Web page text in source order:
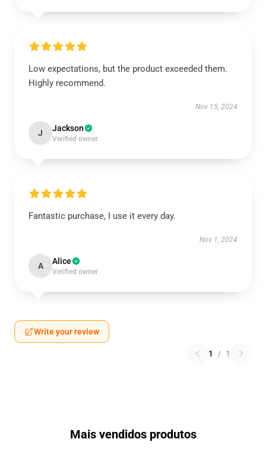
Low expectations, but the product exceeded them.
Highly recommend.
Nov 15, 2024
J Jackson
Verified owner
Fantastic purchase, I use it every day.
Nov 1, 2024
A Alice
Verified owner
Write your review
1 / 1
Mais vendidos produtos